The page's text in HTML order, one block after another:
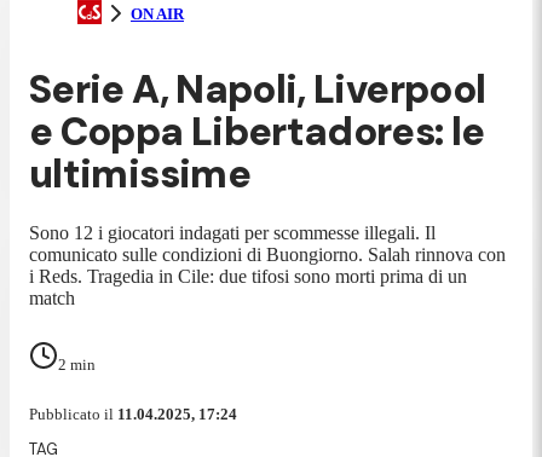
ON AIR
Serie A, Napoli, Liverpool
e Coppa Libertadores: le
ultimissime
Sono 12 i giocatori indagati per scommesse illegali. Il
comunicato sulle condizioni di Buongiorno. Salah rinnova con
i Reds. Tragedia in Cile: due tifosi sono morti prima di un
match
2 min
Pubblicato il 11.04.2025, 17:24